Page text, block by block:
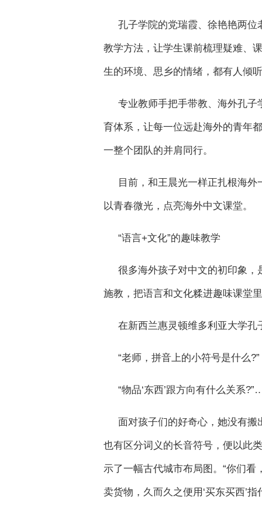
孔子学院的党瑞霞、徐艳艳两
教学方法，让学生课前梳理疑难、
生的环境、思乡的情绪，都有人倾
专业教师手把手带教、海外孔
育体系，让每一位远赴海外的青年
一整个团队的并肩同行。
目前，和王晨光一样正扎根海
以青春微光，点亮海外中文课堂。
“语言+文化”的趣味教学
很多海外孩子对中文的初印象，
施教，把语言和文化糅进趣味课堂
在新西兰惠灵顿维多利亚大学
“老师，拼音上的小符号是什么?”
“物品‘东西’跟方向有什么关系
面对孩子们的好奇心，她没有
也有区分词义的长音符号，便以此
示了一幅古代城市布局图。“你们
卖货物，久而久之便用‘买东买西’